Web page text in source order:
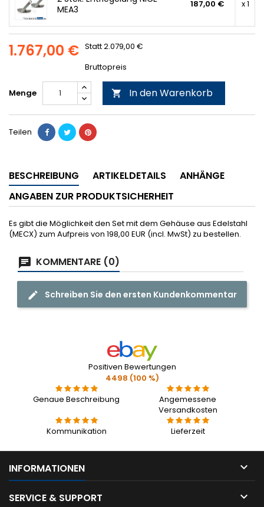
MEA3
187,00 € x 1
1.767,00 € Statt 2.079,00 €
Bruttopreis
Menge  In den Warenkorb
Teilen
BESCHREIBUNG ARTIKELDETAILS
ANHÄNGE
ANGABEN ZUR PRODUKTSICHERHEIT
Es gibt die Möglichkeit den Set mit dem Gehäuse aus Edelstahl
(MECX) zum Aufpreis von 198,00 EUR (incl. MwSt) zu bestellen.
KOMMENTARE (0)
Schreiben Sie den ersten Kundenkommentar
Positiven Bewertungen
4498 (100 %)
Genaue Beschreibung
Angemessene
Versandkosten
Kommunikation
Lieferzeit
INFORMATIONEN 
SERVICE & SUPPORT 